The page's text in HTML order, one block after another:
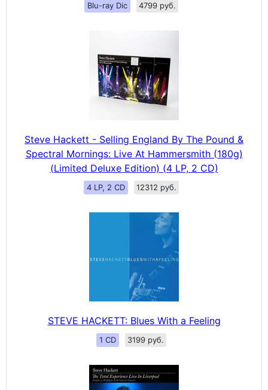
Blu-ray Dic 4799 руб.
Steve Hackett - Selling England By The Pound &
Spectral Mornings: Live At Hammersmith (180g)
(Limited Deluxe Edition) (4 LP, 2 CD)
4 LP, 2 CD 12312 руб.
STEVE HACKETT: Blues With a Feeling
1 CD 3199 руб.